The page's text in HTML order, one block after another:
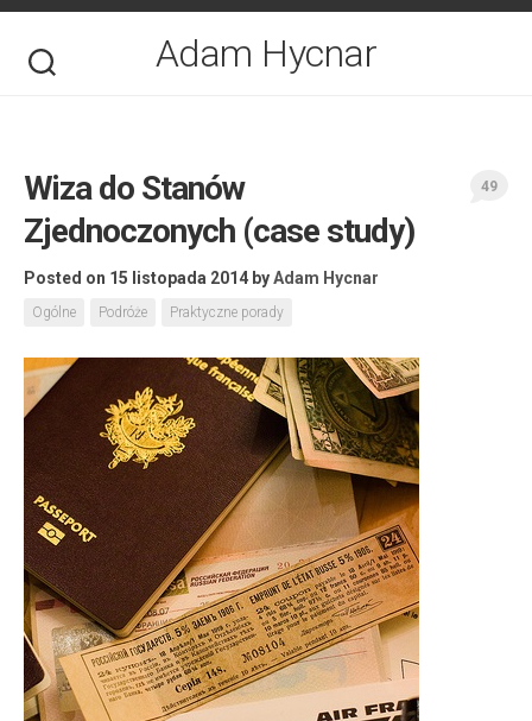
Skip
content
Adam Hycnar
Wiza do Stanów
Zjednoczonych (case study)
Posted on 15 listopada 2014 byAdam Hycnar
Ogólne Podróże Praktyczne porady
49